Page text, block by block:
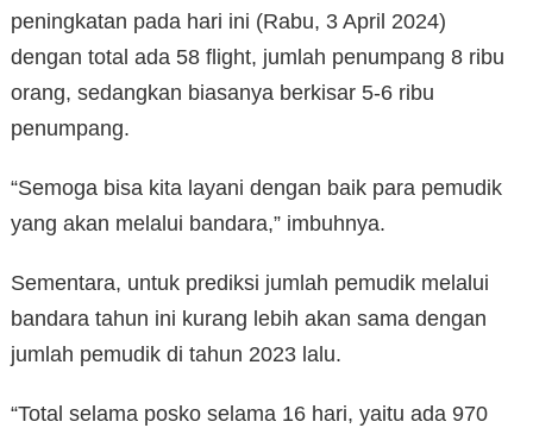
peningkatan pada hari ini (Rabu, 3 April 2024)
dengan total ada 58 flight, jumlah penumpang 8 ribu
orang, sedangkan biasanya berkisar 5-6 ribu
penumpang.
“Semoga bisa kita layani dengan baik para pemudik
yang akan melalui bandara,” imbuhnya.
Sementara, untuk prediksi jumlah pemudik melalui
bandara tahun ini kurang lebih akan sama dengan
jumlah pemudik di tahun 2023 lalu.
“Total selama posko selama 16 hari, yaitu ada 970